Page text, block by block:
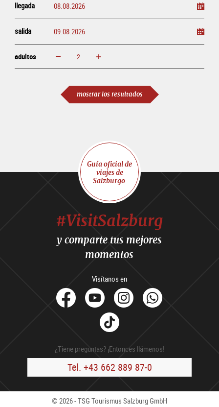
llegada
salida
adultos aumentar disminuir
mostrar los resultados
Guía oficial de
viajes de
Salzburgo
#VisitSalzburg
y comparte tus mejores
momentos
Visítanos en
facebook
YoutubeInstagram
Tik
Tok
¿Tiene preguntas? ¡Entonces llámenos!
Tel. +43 662 889 87-0
© 2026 - TSG Tourismus Salzburg GmbH